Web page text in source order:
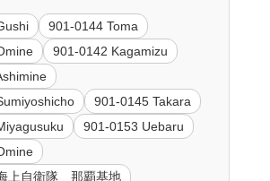
901-0144 Toma
901-0142 Kagamizu
901-0145 Takara
901-0153 Uebaru
上自衛隊 那覇基地